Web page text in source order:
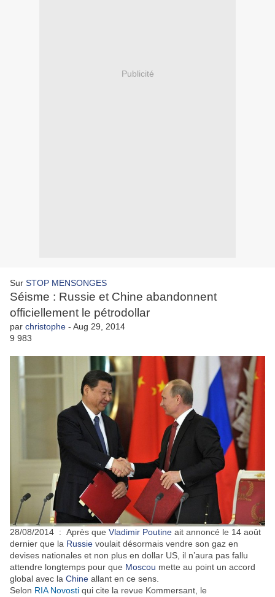
Publicité
Sur STOP MENSONGES
Séisme : Russie et Chine abandonnent
officiellement le pétrodollar
par christophe - Aug 29, 2014
9 983
28/08/2014 : Après que Vladimir Poutine ait annoncé le 14 août
dernier que la Russie voulait désormais vendre son gaz en
devises nationales et non plus en dollar US, il n’aura pas fallu
attendre longtemps pour que Moscou mette au point un accord
global avec la Chine allant en ce sens.
Selon RIA Novosti qui cite la revue Kommersant, le